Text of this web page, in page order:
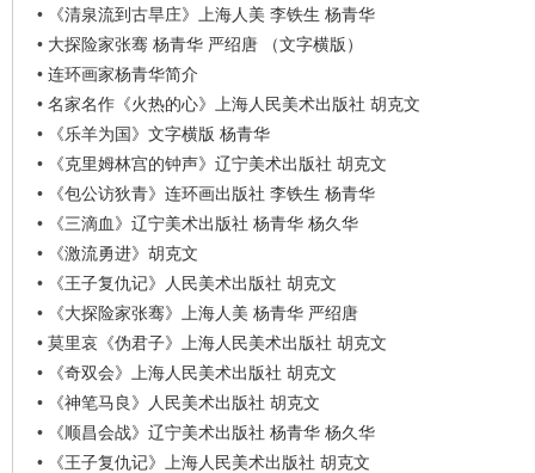
•
《清泉流到古旱庄》上海人美 李铁生 杨青华
• 大探险家张骞 杨青华 严绍唐 （文字横版）
• 连环画家杨青华简介
• 名家名作《火热的心》上海人民美术出版社 胡克文
•
《乐羊为国》文字横版 杨青华
•
《克里姆林宫的钟声》辽宁美术出版社 胡克文
•
《包公访狄青》连环画出版社 李铁生 杨青华
•
《三滴血》辽宁美术出版社 杨青华 杨久华
•
《激流勇进》胡克文
•
《王子复仇记》人民美术出版社 胡克文
•
《大探险家张骞》上海人美 杨青华 严绍唐
• 莫里哀《伪君子》上海人民美术出版社 胡克文
•
《奇双会》上海人民美术出版社 胡克文
•
《神笔马良》人民美术出版社 胡克文
•
《顺昌会战》辽宁美术出版社 杨青华 杨久华
•
《王子复仇记》上海人民美术出版社 胡克文